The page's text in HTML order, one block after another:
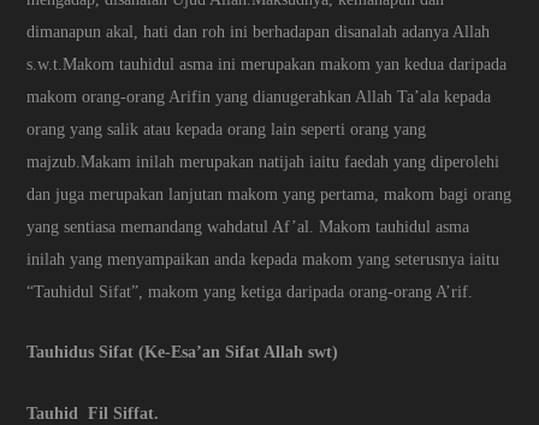
dimanapun akal, hati dan roh ini berhadapan disanalah adanya Allah
s.w.t.Makom tauhidul asma ini merupakan makom yan kedua daripada
makom orang-orang Arifin yang dianugerahkan Allah Ta’ala kepada
orang yang salik atau kepada orang lain seperti orang yang
majzub.Makam inilah merupakan natijah iaitu faedah yang diperolehi
dan juga merupakan lanjutan makom yang pertama, makom bagi orang
yang sentiasa memandang wahdatul Af’al. Makom tauhidul asma
inilah yang menyampaikan anda kepada makom yang seterusnya iaitu
“Tauhidul Sifat”, makom yang ketiga daripada orang-orang A’rif.
Tauhidus Sifat (Ke-Esa’an Sifat Allah swt)
Tauhid Fil Siffat.